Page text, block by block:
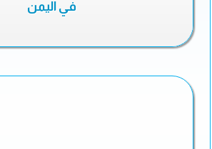
في اليمن